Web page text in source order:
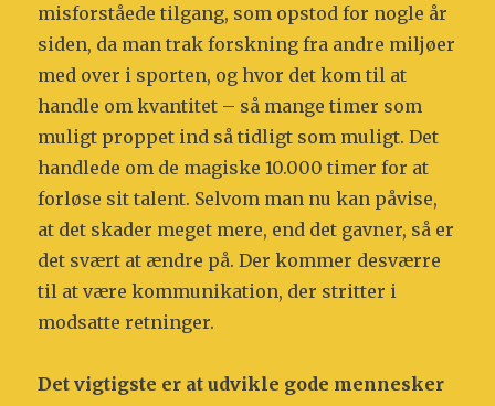
misforståede tilgang, som opstod for nogle år
siden, da man trak forskning fra andre miljøer
med over i sporten, og hvor det kom til at
handle om kvantitet – så mange timer som
muligt proppet ind så tidligt som muligt. Det
handlede om de magiske 10.000 timer for at
forløse sit talent. Selvom man nu kan påvise,
at det skader meget mere, end det gavner, så er
det svært at ændre på. Der kommer desværre
til at være kommunikation, der stritter i
modsatte retninger.
Det vigtigste er at udvikle gode mennesker